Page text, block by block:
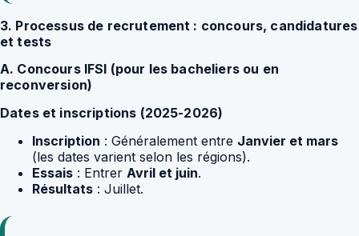
3. Processus de recrutement : concours, candidatures
et tests
A. Concours IFSI (pour les bacheliers ou en
reconversion)
Dates et inscriptions (2025-2026)
Inscription : Généralement entre Janvier et mars
(les dates varient selon les régions).
Essais : Entrer Avril et juin.
Résultats : Juillet.